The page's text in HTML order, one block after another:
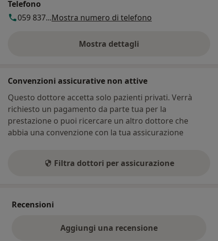
Telefono
059 837...Mostra numero di telefono
Mostra dettagli
sull'indirizzo
Convenzioni assicurative non attive
Questo dottore accetta solo pazienti privati. Verrà
richiesto un pagamento da parte tua per la
prestazione o puoi ricercare un altro dottore che
abbia una convenzione con la tua assicurazione
Filtra dottori per assicurazione
Recensioni
Aggiungi una recensione